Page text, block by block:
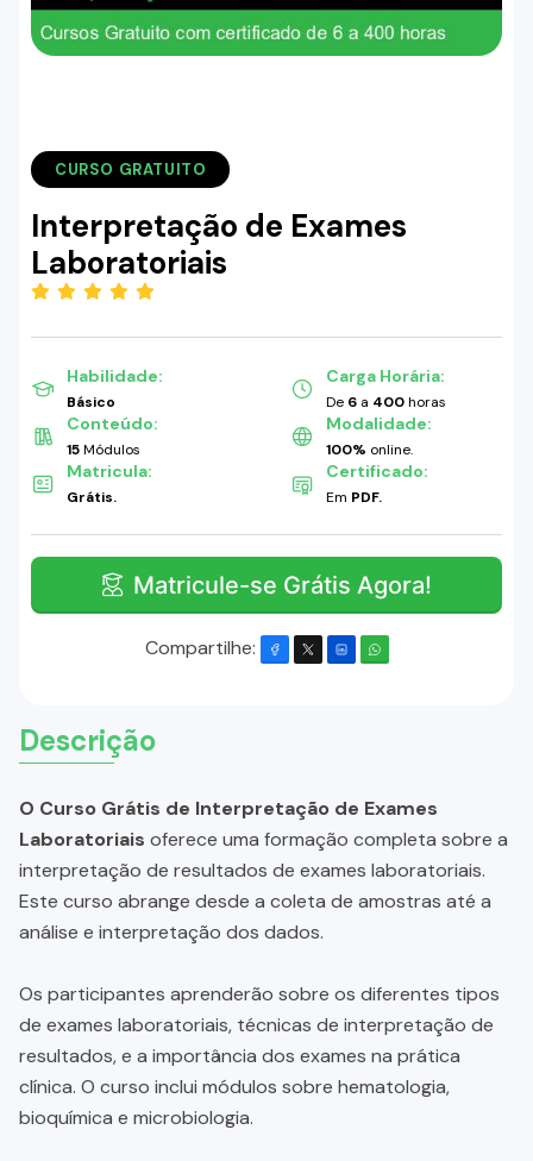
CURSO GRATUITO
Interpretação de Exames
Laboratoriais
Habilidade:
Básico
Carga Horária:
De 6 a 400horas
Conteúdo:
15Módulos
Modalidade:
100% online.
Matricula:
Grátis.
Certificado:
Em PDF.
Matricule-se Grátis Agora!
Compartilhe:
Descrição
O Curso Grátis de Interpretação de Exames
Laboratoriais oferece uma formação completa sobre a
interpretação de resultados de exames laboratoriais.
Este curso abrange desde a coleta de amostras até a
análise e interpretação dos dados.
Os participantes aprenderão sobre os diferentes tipos
de exames laboratoriais, técnicas de interpretação de
resultados, e a importância dos exames na prática
clínica. O curso inclui módulos sobre hematologia,
bioquímica e microbiologia.